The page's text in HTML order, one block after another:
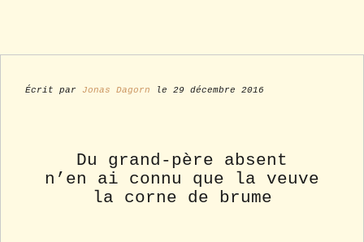
Écrit par Jonas Dagorn le 29 décembre 2016
Du grand-père absent
n’en ai connu que la veuve
la corne de brume